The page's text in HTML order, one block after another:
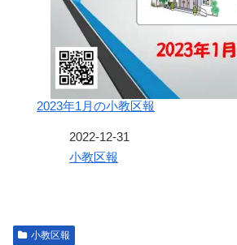
2023年1月の小教区報
2022-12-31
関連理由小教区報
小教区報